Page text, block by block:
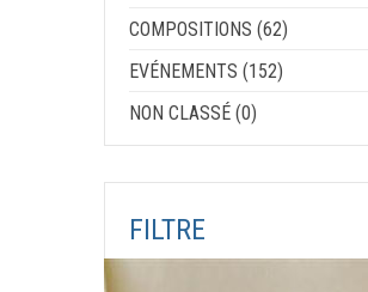
COMPOSITIONS (62)
EVÉNEMENTS (152)
NON CLASSÉ (0)
FILTRE